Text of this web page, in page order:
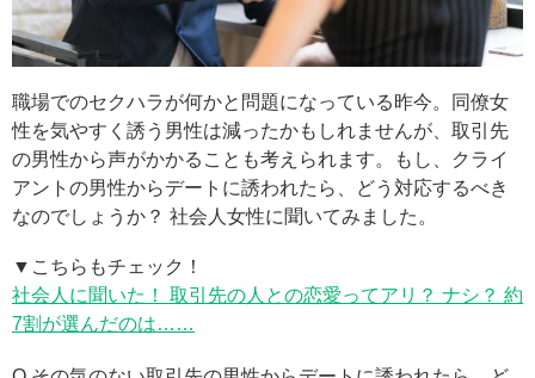
職場でのセクハラが何かと問題になっている昨今。同僚女
性を気やすく誘う男性は減ったかもしれませんが、取引先
の男性から声がかかることも考えられます。もし、クライ
アントの男性からデートに誘われたら、どう対応するべき
なのでしょうか？ 社会人女性に聞いてみました。
▼こちらもチェック！
社会人に聞いた！ 取引先の人との恋愛ってアリ？ ナシ？ 約
7割が選んだのは……